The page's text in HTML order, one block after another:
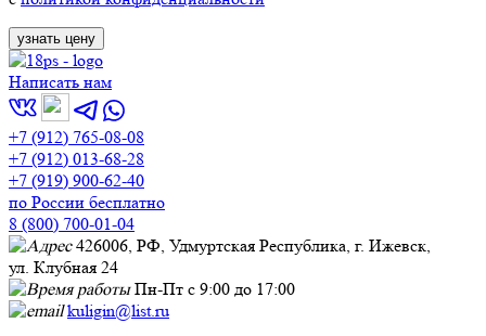
Написать нам
+7 (912) 765-08-08
+7 (912) 013-68-28
+7 (919) 900-62-40
по России бесплатно
8 (800) 700-01-04
426006, РФ, Удмуртская Республика, г. Ижевск,
ул. Клубная 24
Пн-Пт с 9:00 до 17:00
kuligin@list.ru